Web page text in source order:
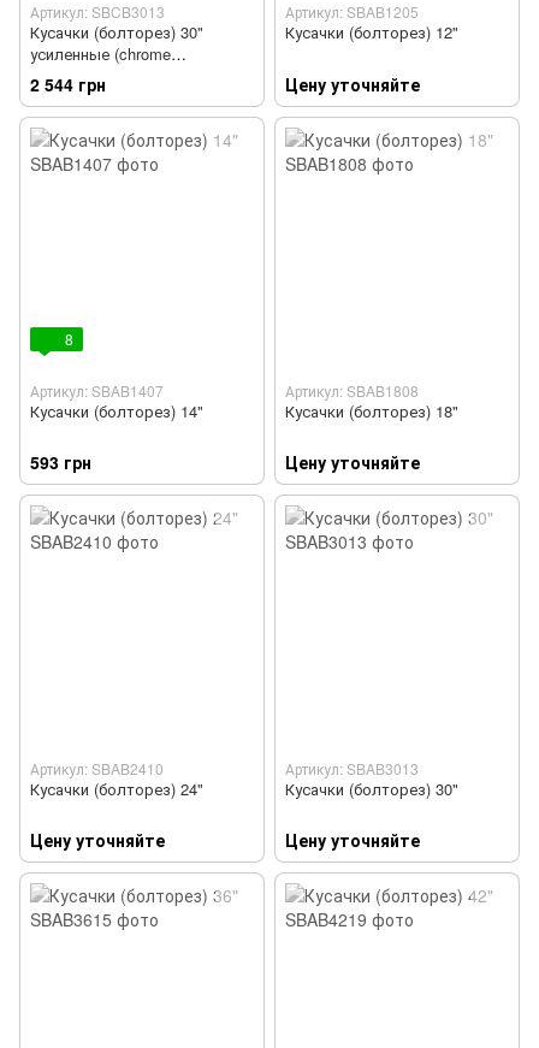
Артикул: SBCB3013
Кусачки (болторез) 30"
усиленные (chrome
molybdenum) TOPTUL
SBCB3013
2 544 грн
Артикул: SBAB1205
Кусачки (болторез) 12"
Цену уточняйте
8
Артикул: SBAB1407
Кусачки (болторез) 14"
593 грн
Артикул: SBAB1808
Кусачки (болторез) 18"
Цену уточняйте
Артикул: SBAB2410
Кусачки (болторез) 24"
Цену уточняйте
Артикул: SBAB3013
Кусачки (болторез) 30"
Цену уточняйте